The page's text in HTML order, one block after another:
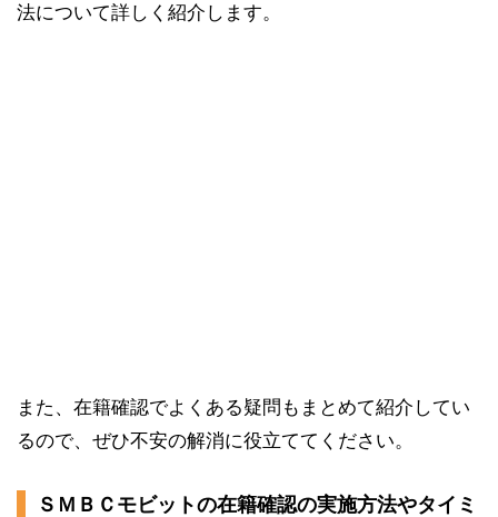
法について詳しく紹介します。
また、在籍確認でよくある疑問もまとめて紹介してい
るので、ぜひ不安の解消に役立ててください。
ＳＭＢＣモビットの在籍確認の実施方法やタイミ